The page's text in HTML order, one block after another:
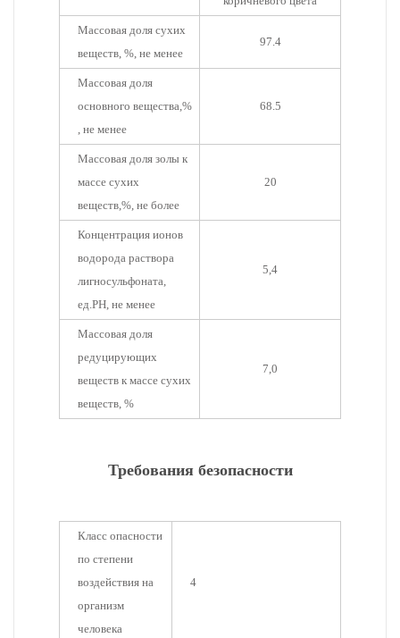
Массовая доля сухих
веществ, %, не менее
97.4
Массовая доля
основного вещества,%
, не менее
68.5
Массовая доля золы к
массе сухих
веществ,%, не более
20
Концентрация ионов
водорода раствора
лигносульфоната,
ед.РН, не менее
5,4
Массовая доля
редуцирующих
веществ к массе сухих
веществ, %
7,0
Требования безопасности
Класс опасности
по степени
воздействия на
организм
человека
4